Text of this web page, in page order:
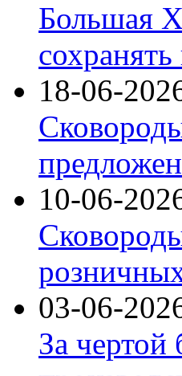
Большая
18-06-
10-06-
03-06-
За чертой